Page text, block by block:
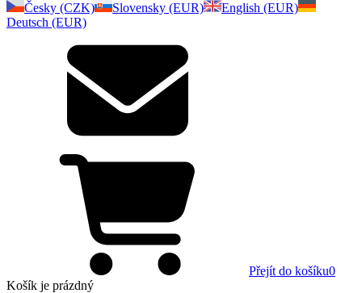
Česky (CZK)
Slovensky (EUR)
English (EUR)
Deutsch (EUR)
Přejít do košíku0
Košík je prázdný